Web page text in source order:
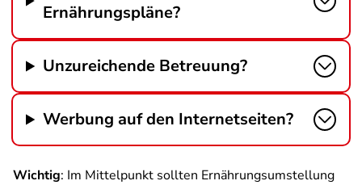
Ernährungspläne?
Unzureichende Betreuung?
Werbung auf den Internetseiten?
Wichtig: Im Mittelpunkt sollten Ernährungsumstellung